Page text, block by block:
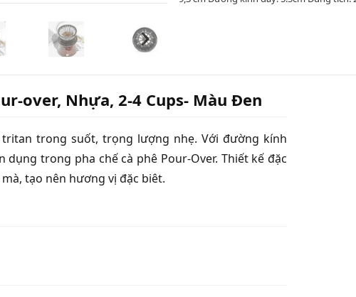
over, Nhựa, 2-4 Cups- Màu Đen
tritan trong suốt, trọng lượng nhẹ. Với đường kính
trong pha chế cà phê Pour-Over. Thiết kế đặc
tạo nên hương vị đặc biêt.